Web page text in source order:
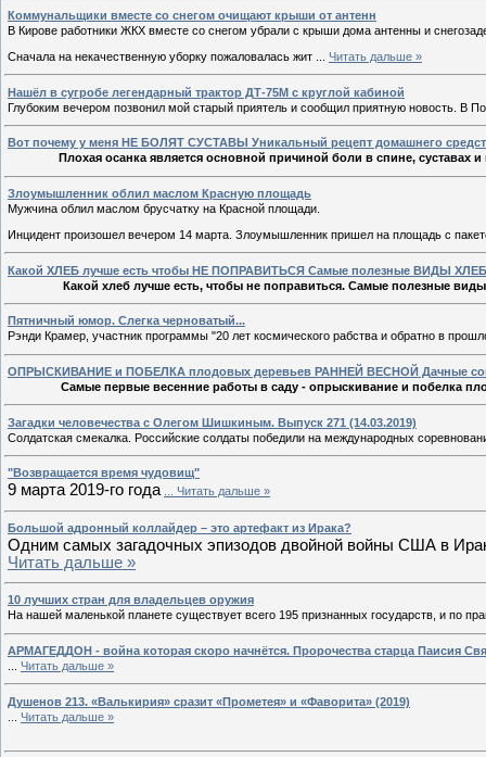
Коммунальщики вместе со снегом очищают крыши от антенн
В Кирове работники ЖКХ вместе со снегом убрали с крыши дома антенны и
Сначала на некачественную уборку пожаловалась жит
Читать дальше »
Нашёл в сугробе легендарный трактор ДТ-75М с круглой кабиной
Глубоким вечером позвонил мой старый приятель и сообщил приятную новость. В
Вот почему у меня НЕ БОЛЯТ СУСТАВЫ Уникальный рецепт домашнего
Плохая осанка является основной причиной боли в спине,
Злоумышленник облил маслом Красную площадь
Мужчина облил маслом брусчатку на Красной площади.
Инцидент произошел вечером 14 марта. Злоумышленник пришел на площадь с
Какой ХЛЕБ лучше есть чтобы НЕ ПОПРАВИТЬСЯ Самые полезные ВИДЫ
Какой хлеб лучше есть, чтобы не поправиться. Самые полезные
Пятничный юмор. Слегка черноватый...
Рэнди Крамер, участник программы "20 лет космического рабства и обратно в
ОПРЫСКИВАНИЕ и ПОБЕЛКА плодовых деревьев РАННЕЙ ВЕСНОЙ Дачные
Самые первые весенние работы в саду - опрыскивание и побелка
Загадки человечества с Олегом Шишкиным. Выпуск 271 (14.03.2019)
Солдатская смекалка. Российские солдаты победили на международных
"Возвращается время чудовищ"
9 марта 2019-го года Читать дальше »
Большой адронный коллайдер – это артефакт из Ирака?
Одним самых загадочных эпизодов двойной войны США в
Читать дальше »
10 лучших стран для владельцев оружия
На нашей маленькой планете существует всего 195 признанных государств, и по
АРМАГЕДДОН - война которая скоро начнётся. Пророчества старца Паисия
Читать дальше »
Душенов 213. «Валькирия» сразит «Прометея» и «Фаворита» (2019)
Читать дальше »